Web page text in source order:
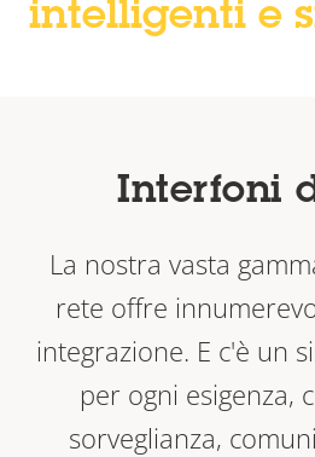
intelligenti e
Interfoni
La nostra vasta
rete offre
integrazione. E c'è un
per ogni esigenza,
sorveglianza,